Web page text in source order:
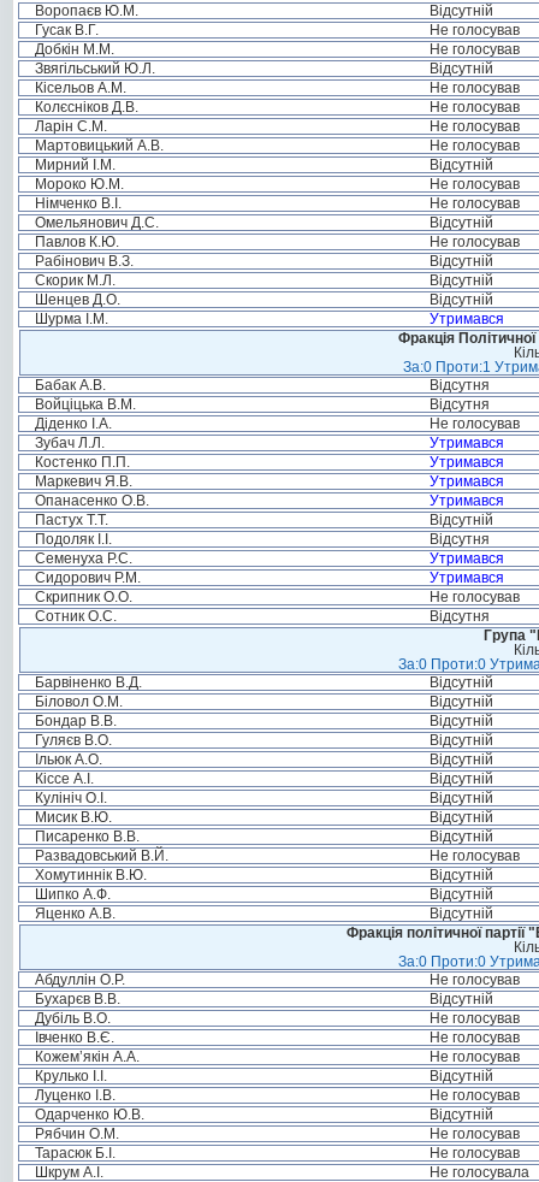
Воропаєв Ю.М.
Відсутній
Гусак В.Г.
Не голосував
Добкін М.М.
Не голосував
Звягільський Ю.Л.
Відсутній
Кісельов А.М.
Не голосував
Колєсніков Д.В.
Не голосував
Ларін С.М.
Не голосував
Мартовицький А.В.
Не голосував
Мирний І.М.
Відсутній
Мороко Ю.М.
Не голосував
Німченко В.І.
Не голосував
Омельянович Д.С.
Відсутній
Павлов К.Ю.
Не голосував
Рабінович В.З.
Відсутній
Скорик М.Л.
Відсутній
Шенцев Д.О.
Відсутній
Шурма І.М.
Утримався
Фракція
За:0 Проти:1
Бабак А.В.
Відсутня
Войціцька В.М.
Відсутня
Діденко І.А.
Не голосував
Зубач Л.Л.
Утримався
Костенко П.П.
Утримався
Маркевич Я.В.
Утримався
Опанасенко О.В.
Утримався
Пастух Т.Т.
Відсутній
Подоляк І.І.
Відсутня
Семенуха Р.С.
Утримався
Сидорович Р.М.
Утримався
Скрипник О.О.
Не голосував
Сотник О.С.
Відсутня
Група
За:0 Проти:0
Барвіненко В.Д.
Відсутній
Біловол О.М.
Відсутній
Бондар В.В.
Відсутній
Гуляєв В.О.
Відсутній
Ільюк А.О.
Відсутній
Кіссе А.І.
Відсутній
Кулініч О.І.
Відсутній
Мисик В.Ю.
Відсутній
Писаренко В.В.
Відсутній
Развадовський В.Й.
Не голосував
Хомутиннік В.Ю.
Відсутній
Шипко А.Ф.
Відсутній
Яценко А.В.
Відсутній
Фракція політичної
За:0 Проти:0
Абдуллін О.Р.
Не голосував
Бухарєв В.В.
Відсутній
Дубіль В.О.
Не голосував
Івченко В.Є.
Не голосував
Кожем’якін А.А.
Не голосував
Крулько І.І.
Відсутній
Луценко І.В.
Не голосував
Одарченко Ю.В.
Відсутній
Рябчин О.М.
Не голосував
Тарасюк Б.І.
Не голосував
Шкрум А.І.
Не голосувала